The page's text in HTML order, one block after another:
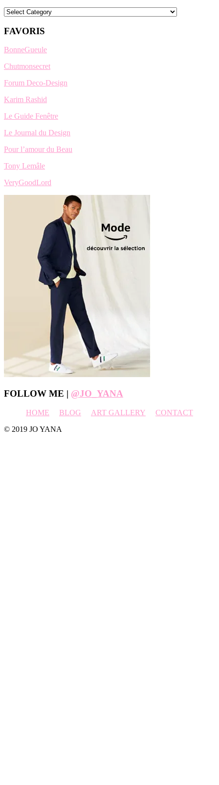
Categories
FAVORIS
BonneGueule
Chutmonsecret
Forum Deco-Design
Karim Rashid
Le Guide Fenêtre
Le Journal du Design
Pour l’amour du Beau
Tony Lemâle
VeryGoodLord
Footer
FOLLOW ME | @JO_YANA
HOME BLOG ART GALLERY
CONTACT
© 2019 JO YANA